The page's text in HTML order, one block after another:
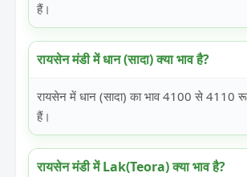
हैं।
रायसेन मंडी में धान (सादा) क्या भाव है?
रायसेन में धान (सादा) का भाव 4100 से 4110
हैं।
रायसेन मंडी में Lak(Teora) क्या भाव है?